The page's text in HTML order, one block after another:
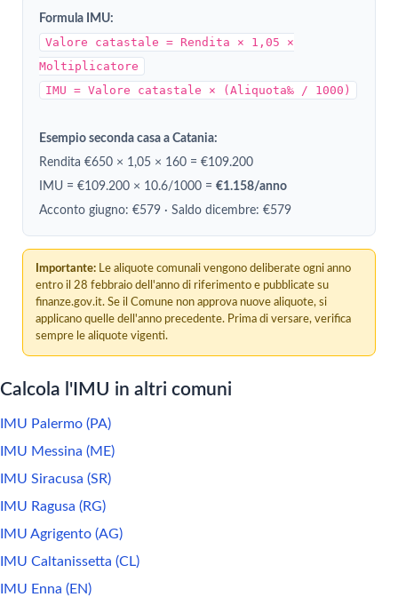
Formula IMU:
Valore catastale = Rendita × 1,05 ×
Moltiplicatore
IMU = Valore catastale × (Aliquota‰ / 1000)
Esempio seconda casa a Catania:
Rendita €650 × 1,05 × 160 = €109.200
IMU = €109.200 × 10.6/1000 = €1.158/anno
Acconto giugno: €579 · Saldo dicembre: €579
Importante: Le aliquote comunali vengono deliberate ogni anno
entro il 28 febbraio dell'anno di riferimento e pubblicate su
finanze.gov.it. Se il Comune non approva nuove aliquote, si
applicano quelle dell'anno precedente. Prima di versare, verifica
sempre le aliquote vigenti.
Calcola l'IMU in altri comuni
IMU Palermo (PA)
IMU Messina (ME)
IMU Siracusa (SR)
IMU Ragusa (RG)
IMU Agrigento (AG)
IMU Caltanissetta (CL)
IMU Enna (EN)